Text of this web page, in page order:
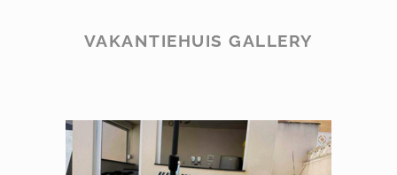
VAKANTIEHUIS GALLERY